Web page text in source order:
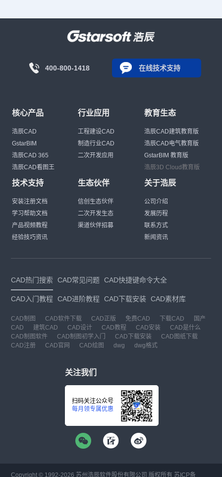
400-800-1418 在线技术支持
核心产品
浩辰CAD
GstarBIM
浩辰CAD 365
浩辰CAD看图王
行业应用
工程建设CAD
制造行业CAD
二次开发应用
教育生态
浩辰CAD建筑教育版
浩辰CAD电气教育版
GstarBIM 教育版
浩辰3D Cloud教育版
技术支持
安装注册文档
学习帮助文档
产品视频教程
经验技巧资讯
生态伙伴
信创生态伙伴
二次开发生态
渠道伙伴招募
关于浩辰
公司介绍
发展历程
联系方式
新闻资讯
CAD热门搜索 CAD常见问题 CAD快捷键命令大全
CAD入门教程 CAD进阶教程 CAD下载安装 CAD素材库
CAD制图 CAD软件下载 CAD正版 免费CAD 下载CAD
国产
CAD
建筑CAD CAD设计 CAD教程 CAD安装
CAD是什么
CAD制图软件
CAD制图初学入门 CAD下载安装
CAD图纸下载
CAD注册
CAD官网 CAD绘图 dwg dwg格式
关注我们
扫码关注公众号
每月领专属优惠
Copyright © 1992-2026 苏州浩辰软件股份有限公司 版权所有 苏ICP备